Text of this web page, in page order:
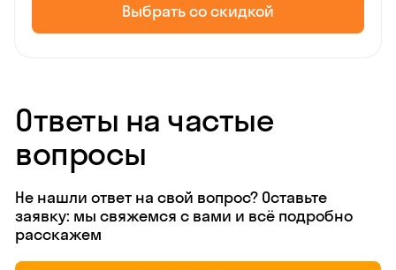
Выбрать со скидкой
Ответы на частые
вопросы
Не нашли ответ на свой вопрос? Оставьте
заявку: мы свяжемся с вами и всё подробно
расскажем